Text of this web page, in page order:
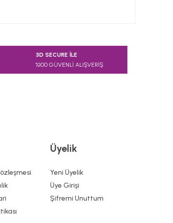
3D SECURE İLE
%100 GÜVENLİ ALIŞVERİŞ
Üyelik
Yeni Üyelik
Üye Girişi
Şifremi Unuttum